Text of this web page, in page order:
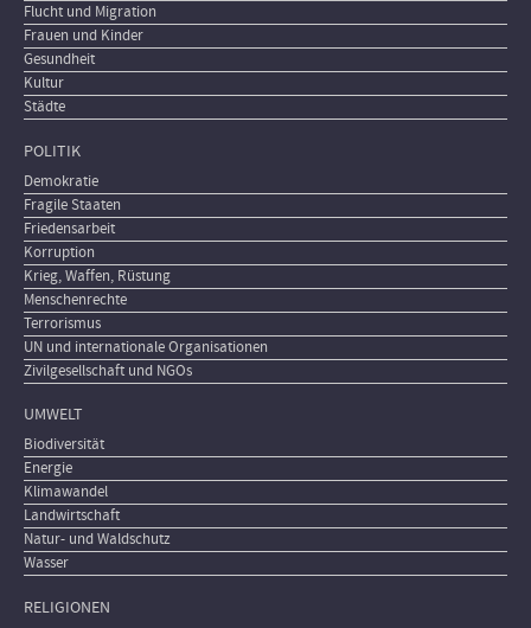
Flucht und Migration
Frauen und Kinder
Gesundheit
Kultur
Städte
POLITIK
Demokratie
Fragile Staaten
Friedensarbeit
Korruption
Krieg, Waffen, Rüstung
Menschenrechte
Terrorismus
UN und internationale Organisationen
Zivilgesellschaft und NGOs
UMWELT
Biodiversität
Energie
Klimawandel
Landwirtschaft
Natur- und Waldschutz
Wasser
RELIGIONEN